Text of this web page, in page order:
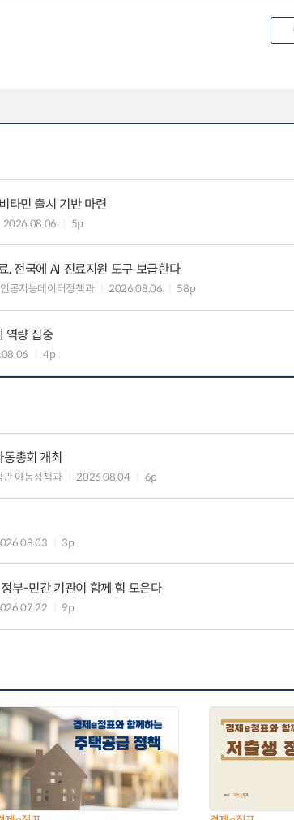
타민 출시 기반 마련
2026.08.06 5p
, 전국에 AI 진료지원 도구 보급한다
공지능데이터정책과 2026.08.06 58p
역량 집중
4p
총회 개최
아동정책과 2026.08.04 6p
3p
부-민간 기관이 함께 힘 모은다
9p